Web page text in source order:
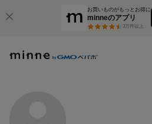
お買いものがもっとお得に
minneのアプリ
3万件以上